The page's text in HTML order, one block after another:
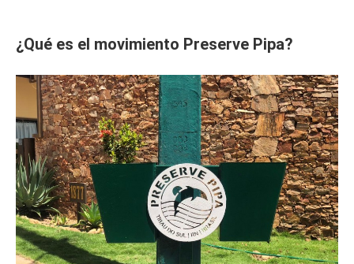
¿Qué es el movimiento Preserve Pipa?